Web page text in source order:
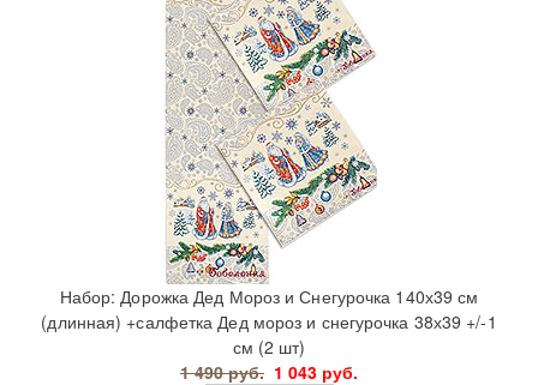
Набор: Дорожка Дед Мороз и Снегурочка 140х39 см
(длинная) +салфетка Дед мороз и снегурочка 38х39 +/-1
см (2 шт)
1 490 руб. 1 043 руб.